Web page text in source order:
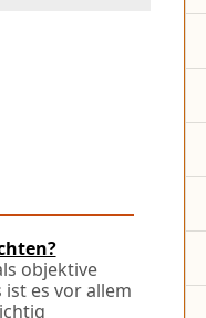
objektive
es vor allem